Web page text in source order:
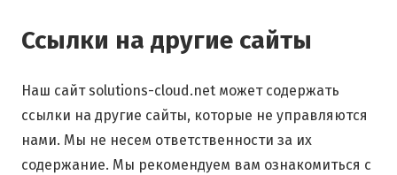
Ссылки на другие сайты
Наш сайт solutions-cloud.net может содержать
ссылки на другие сайты, которые не управляются
нами. Мы не несем ответственности за их
содержание. Мы рекомендуем вам ознакомиться с